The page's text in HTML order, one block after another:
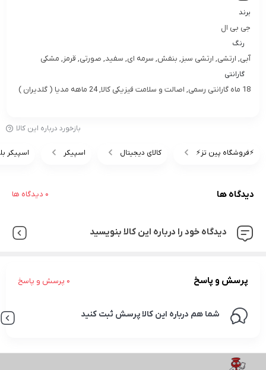
برند
جی بی ال
رنگ
آبی, ارتشی, ارتشی سبز, بنفش, سرمه ای, سفید, صورتی, قرمز, مشکی
گارانتی
18 ماه گارانتی رسمی, اصالت و سلامت فیزیکی کالا, 24 ماهه مدیا ( گلدیران )
بازخورد درباره این کالا
⚡️فروشگاه پین تز⚡️ کالای دیجیتال اسپیکر اسپیکر
دیدگاه ها 0 دیدگاه ها
دیدگاه خود را درباره این کالا بنویسید
پرسش و پاسخ 0 پرسش و پاسخ
شما هم درباره این کالا پرسش ثبت کنید